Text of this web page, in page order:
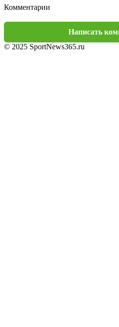
Комментарии
Написать
© 2025 SportNews365.ru